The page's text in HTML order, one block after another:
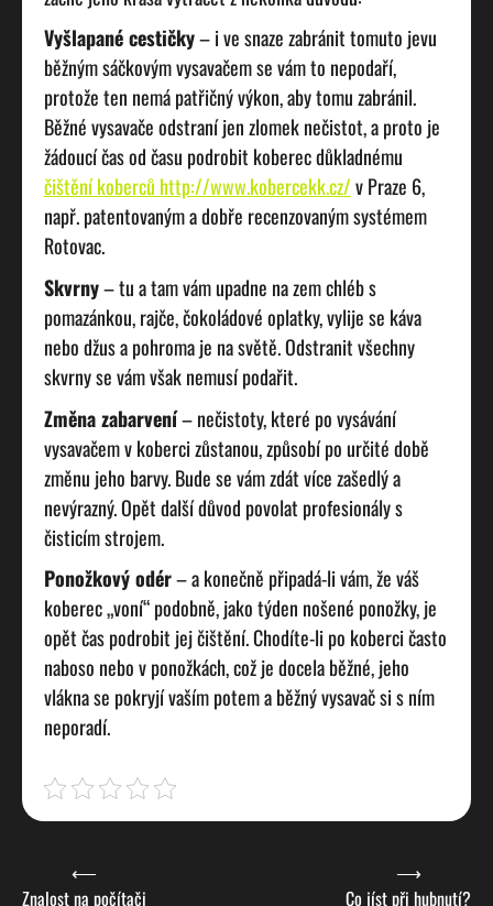
Vyšlapané cestičky– i ve snaze zabránit tomuto jevu
běžným sáčkovým vysavačem se vám to nepodaří,
protože ten nemá patřičný výkon, aby tomu zabránil.
Běžné vysavače odstraní jen zlomek nečistot, a proto je
žádoucí čas od času podrobit koberec důkladnému
čištění koberců http://www.kobercekk.cz/v Praze 6,
např. patentovaným a dobře recenzovaným systémem
Rotovac.
Skvrny– tu a tam vám upadne na zem chléb s
pomazánkou, rajče, čokoládové oplatky, vylije se káva
nebo džus a pohroma je na světě. Odstranit všechny
skvrny se vám však nemusí podařit.
Změna zabarvení– nečistoty, které po vysávání
vysavačem v koberci zůstanou, způsobí po určité době
změnu jeho barvy. Bude se vám zdát více zašedlý a
nevýrazný. Opět další důvod povolat profesionály s
čisticím strojem.
Ponožkový odér– a konečně připadá-li vám, že váš
koberec „voní“ podobně, jako týden nošené ponožky, je
opět čas podrobit jej čištění. Chodíte-li po koberci často
naboso nebo v ponožkách, což je docela běžné, jeho
vlákna se pokryjí vaším potem a běžný vysavač si s ním
neporadí.
Navigace
⟵
Znalost na počítači
Co jíst při hubnutí?
⟶